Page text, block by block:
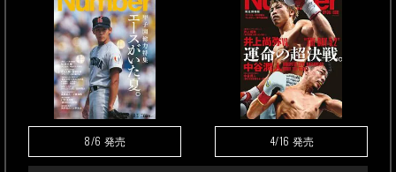
8/6 発売 4/16 発売